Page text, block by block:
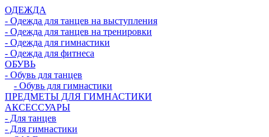
ОДЕЖДА
- Одежда для танцев на выступления
- Одежда для танцев на тренировки
- Одежда для гимнастики
- Одежда для фитнеса
ОБУВЬ
- Обувь для танцев
- Обувь для гимнастики
ПРЕДМЕТЫ ДЛЯ ГИМНАСТИКИ
АКСЕССУАРЫ
- Для танцев
- Для гимнастики